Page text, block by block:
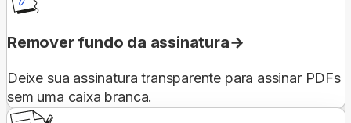
Remover fundo da assinatura
Deixe sua assinatura transparente para assinar PDFs
sem uma caixa branca.